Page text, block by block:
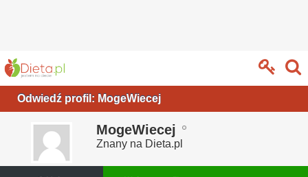
Odwiedź profil: MogeWiecej
MogeWiecej
Znany na Dieta.pl